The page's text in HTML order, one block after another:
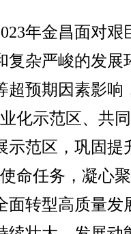
年金昌面对艰
复杂严峻的发展
超预期因素影响
化示范区、共
示范区，巩固提
命任务，凝心
面转型高质量发